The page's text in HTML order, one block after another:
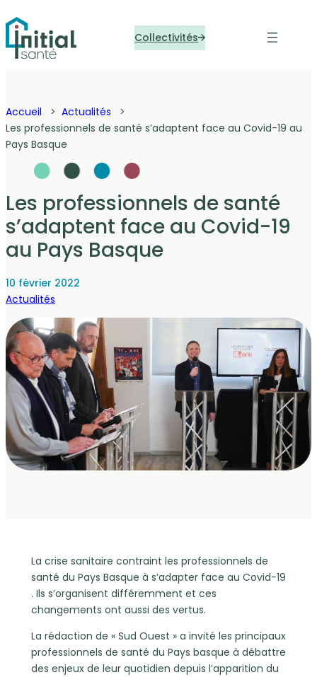
Collectivités
Accueil
Actualités
Les professionnels de santé s’adaptent face au Covid-19 au
Pays Basque
Les professionnels de santé
s’adaptent face au Covid-19
au Pays Basque
10 février 2022
Actualités
La crise sanitaire contraint les professionnels de
santé du Pays Basque à s’adapter face au Covid-19
. Ils s’organisent différemment et ces
changements ont aussi des vertus.
La rédaction de « Sud Ouest » a invité les principaux
professionnels de santé du Pays basque à débattre
des enjeux de leur quotidien depuis l’apparition du